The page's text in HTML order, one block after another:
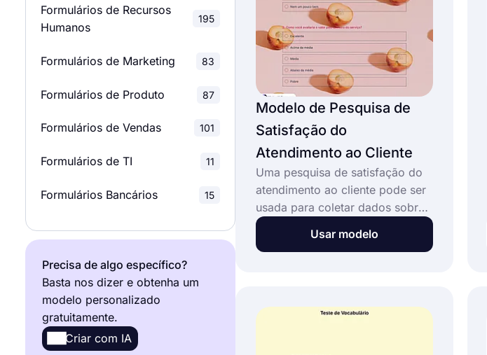
Pesquisas Escolares
Relacionamento
Pesquisas de Marketing 32
Pesquisas de Produto 23
Inquéritos de Investigação 19
Formulários de Recursos
Humanos
195
Formulários de Marketing 83
Formulários de Produto 87
Formulários de Vendas 101
Formulários de TI 11
Formulários Bancários 15
Precisa de algo específico?
Basta nos dizer e obtenha um
modelo personalizado
gratuitamente.
Criar com IA
Modelo de Pesquisa de
Satisfação do
Atendimento ao Cliente
Uma pesquisa de satisfação do
atendimento ao cliente pode ser
usada para coletar dados sobre
a qualidade das interações de
suporte e atendimento ao cliente.
Usar modelo